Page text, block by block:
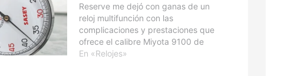
Reserve me dejó con ganas de un
reloj multifunción con las
complicaciones y prestaciones que
ofrece el calibre Miyota 9100 de
Citizen. Realmente junto al Seiko
En «Relojes»